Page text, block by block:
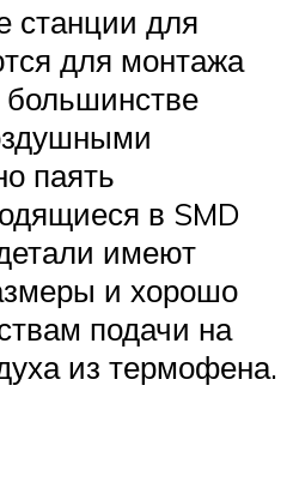
станции для
для монтажа
паять
в SMD
имеют
и хорошо
подачи на
из термофена.